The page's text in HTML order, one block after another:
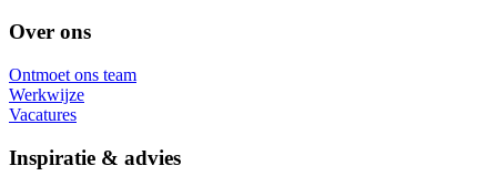
Over ons
Ontmoet ons team
Werkwijze
Vacatures
Inspiratie & advies